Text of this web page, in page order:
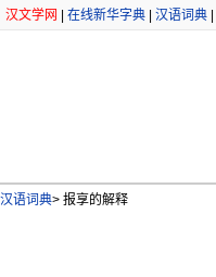
汉文学网 在线新华字典 汉语词典
汉语词典> 报享的解释